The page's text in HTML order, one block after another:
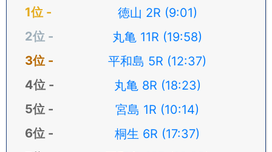
徳山 2R (9:01)
丸亀 11R (19:58)
平和島 5R (12:37)
丸亀 8R (18:23)
宮島 1R (10:14)
桐生 6R (17:37)